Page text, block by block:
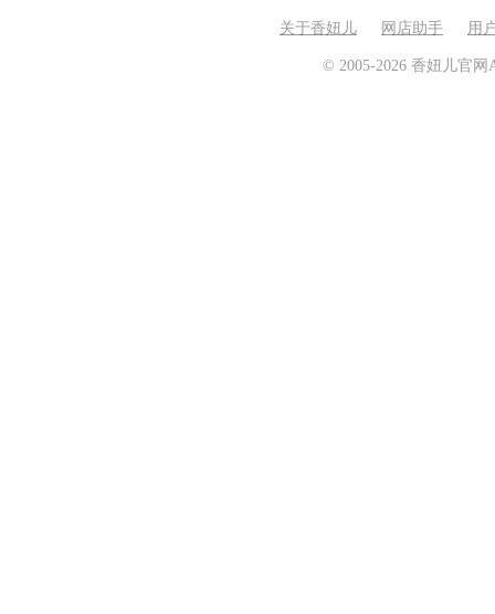
关于香妞儿 网店助手 用
© 2005-2026 香妞儿官